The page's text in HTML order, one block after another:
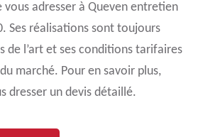
vous adresser à Queven entretien
Ses réalisations sont toujours
de l’art et ses conditions tarifaires
marché. Pour en savoir plus,
dresser un devis détaillé.